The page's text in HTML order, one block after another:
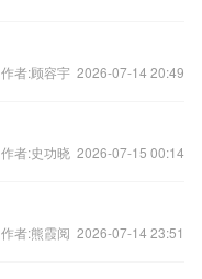
作者:顾容宇 2026-07-14 20:49
作者:史功晓 2026-07-15 00:14
作者:熊霞阅 2026-07-14 23:51